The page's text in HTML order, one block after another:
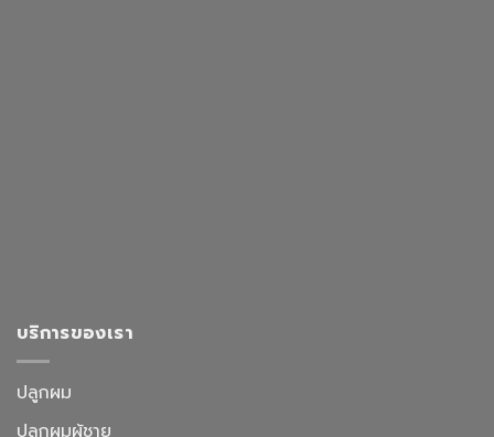
บริการของเรา
ปลูกผม
ปลูกผมผู้ชาย